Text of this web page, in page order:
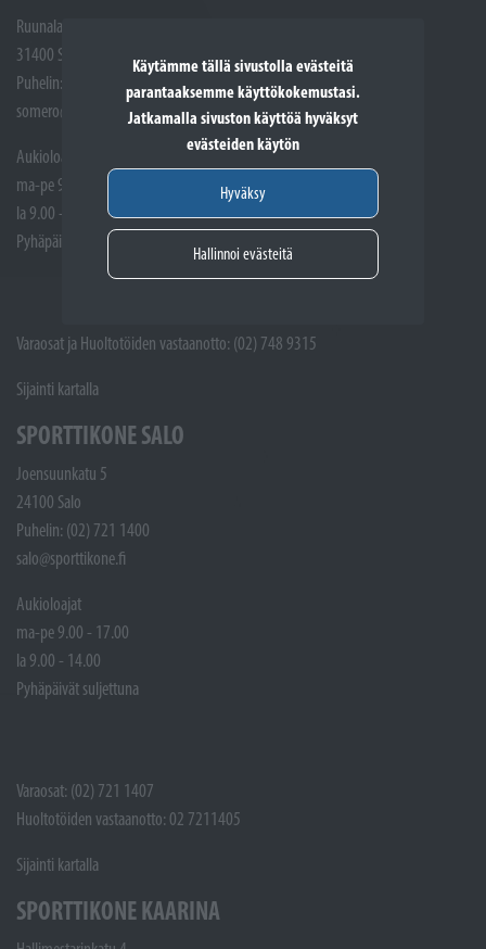
Käytämme tällä sivustolla evästeitä
parantaaksemme käyttökokemustasi.
Jatkamalla sivuston käyttöä hyväksyt
evästeiden käytön
Hyväksy
Hallinnoi evästeitä
Ruunalantie 5
31400 Somero
Puhelin: (02) 748 9300
somero@sporttikone.fi
Aukioloajat
ma-pe 9.00 - 17.00
la 9.00 - 14.00
Pyhäpäivät suljettuna
Varaosat ja Huoltotöiden vastaanotto: (02) 748 9315
Sijainti kartalla
SPORTTIKONE SALO
Joensuunkatu 5
24100 Salo
Puhelin: (02) 721 1400
salo@sporttikone.fi
Aukioloajat
ma-pe 9.00 - 17.00
la 9.00 - 14.00
Pyhäpäivät suljettuna
Varaosat: (02) 721 1407
Huoltotöiden vastaanotto: 02 7211405
Sijainti kartalla
SPORTTIKONE KAARINA